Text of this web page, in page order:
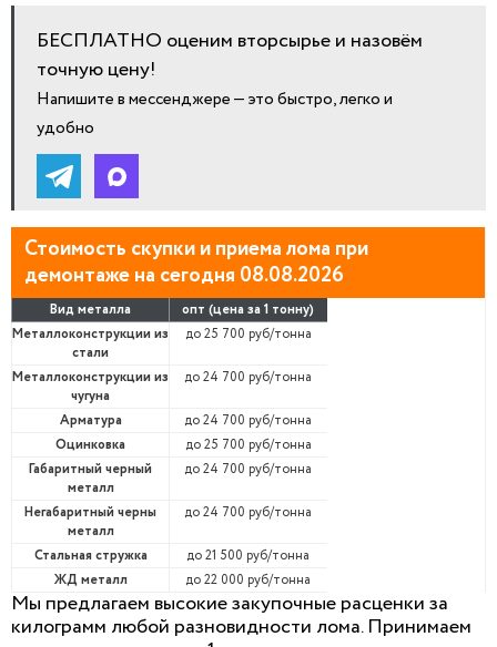
БЕСПЛАТНО оценим вторсырье и назовём
точную цену!
Напишите в мессенджере — это быстро, легко и
удобно
Стоимость скупки и приема лома при
демонтаже на сегодня 08.08.2026
Вид металла
опт (цена за 1 тонну)
Металлоконструкции из
стали
до 25 700 руб/тонна
Металлоконструкции из
чугуна
до 24 700 руб/тонна
Арматура
до 24 700 руб/тонна
Оцинковка
до 25 700 руб/тонна
Габаритный черный
металл
до 24 700 руб/тонна
Негабаритный черны
металл
до 24 700 руб/тонна
Стальная стружка
до 21 500 руб/тонна
ЖД металл
до 22 000 руб/тонна
Мы предлагаем высокие закупочные расценки за
килограмм любой разновидности лома. Принимаем